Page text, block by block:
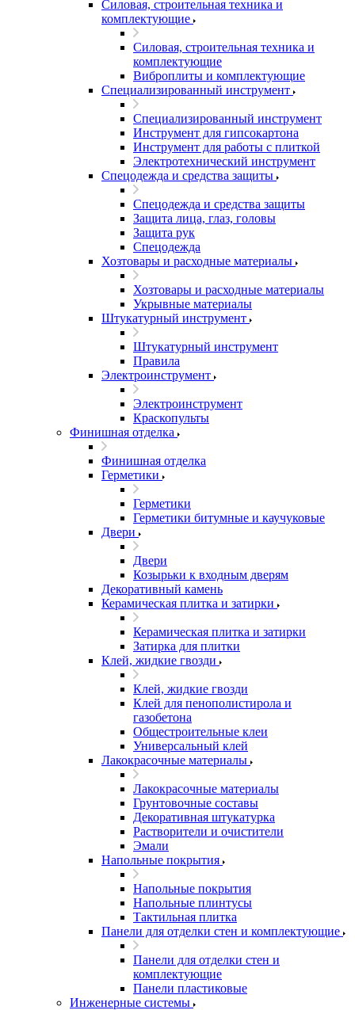
Силовая, строительная техника и
комплектующие
Силовая, строительная техника и
комплектующие
Виброплиты и комплектующие
Специализированный инструмент
Специализированный инструмент
Инструмент для гипсокартона
Инструмент для работы с плиткой
Электротехнический инструмент
Спецодежда и средства защиты
Спецодежда и средства защиты
Защита лица, глаз, головы
Защита рук
Спецодежда
Хозтовары и расходные материалы
Хозтовары и расходные материалы
Укрывные материалы
Штукатурный инструмент
Штукатурный инструмент
Правила
Электроинструмент
Электроинструмент
Краскопульты
Финишная отделка
Финишная отделка
Герметики
Герметики
Герметики битумные и каучуковые
Двери
Двери
Козырьки к входным дверям
Декоративный камень
Керамическая плитка и затирки
Керамическая плитка и затирки
Затирка для плитки
Клей, жидкие гвозди
Клей, жидкие гвозди
Клей для пенополистирола и
газобетона
Общестроительные клеи
Универсальный клей
Лакокрасочные материалы
Лакокрасочные материалы
Грунтовочные составы
Декоративная штукатурка
Растворители и очистители
Эмали
Напольные покрытия
Напольные покрытия
Напольные плинтусы
Тактильная плитка
Панели для отделки стен и комплектующие
Панели для отделки стен и
комплектующие
Панели пластиковые
Инженерные системы